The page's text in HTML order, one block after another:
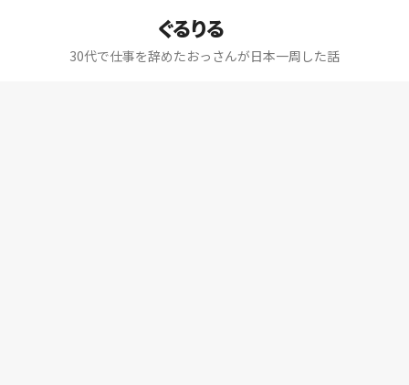
ぐるりる
30代で仕事を辞めたおっさんが日本一周した話